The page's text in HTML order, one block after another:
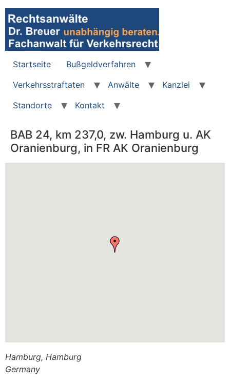
Zum
Inhalt
wechseln
Startseite
Bußgeldverfahren
Verkehrsstraftaten
Anwälte
Kanzlei
Standorte
Kontakt
BAB 24, km 237,0, zw. Hamburg u. AK
Oranienburg, in FR AK Oranienburg
Hamburg, Hamburg
Germany